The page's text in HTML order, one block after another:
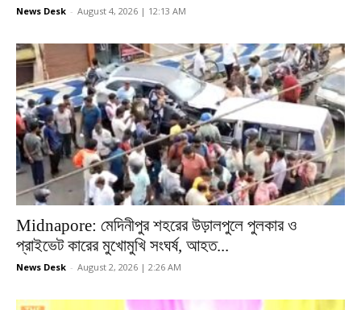
News Desk - August 4, 2026 | 12:13 AM
Midnapore: মেদিনীপুর শহরের উড়ালপুলে পুলকার ও
প্রাইভেট কারের মুখোমুখি সংঘর্ষ, আহত...
News Desk - August 2, 2026 | 2:26 AM